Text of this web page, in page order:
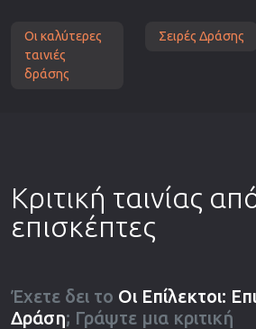
Οι καλύτερες
ταινιές
δράσης
Σειρές Δράσης
Κριτική ταινίας
επισκέπτες
Έχετε δει το Οι Επίλεκτοι:
Δράση; Γράψτε μια κριτική